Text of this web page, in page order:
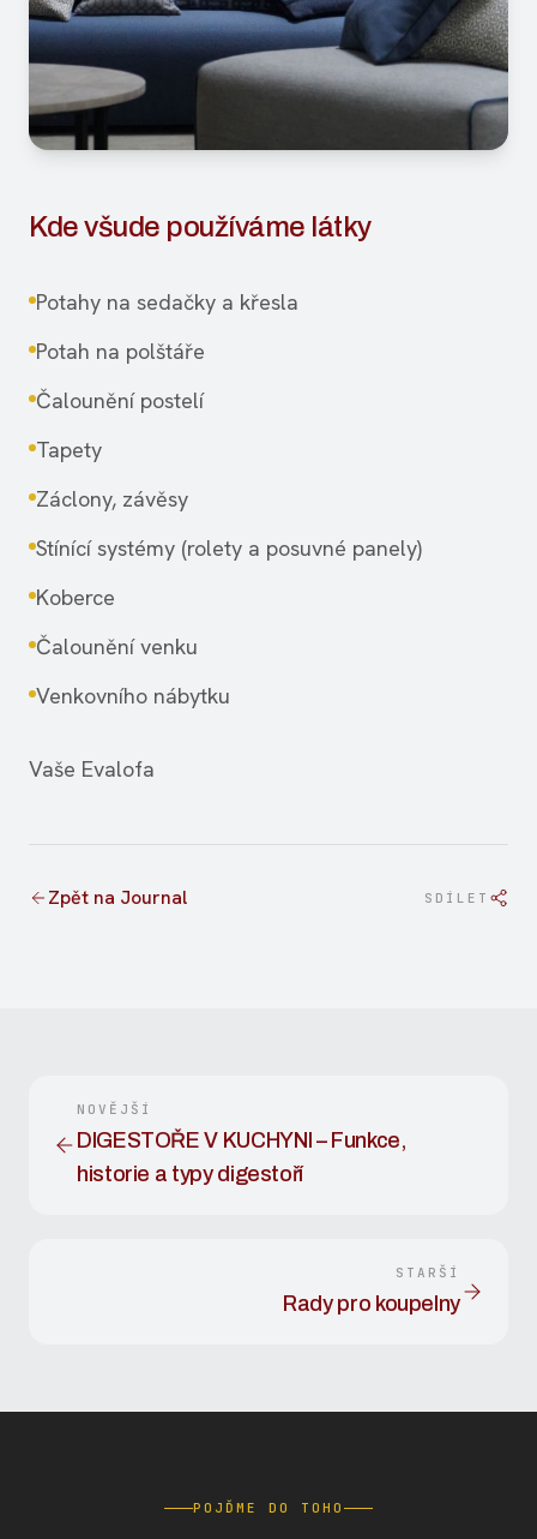
Kde všude používáme látky
Potahy na sedačky a křesla
Potah na polštáře
Čalounění postelí
Tapety
Záclony, závěsy
Stínící systémy (rolety a posuvné panely)
Koberce
Čalounění venku
Venkovního nábytku
Vaše Evalofa
Zpět na Journal SDÍLET
NOVĚJŠÍ
DIGESTOŘE V KUCHYNI – Funkce,
historie a typy digestoří
STARŠÍ
Rady pro koupelny
POJĎME DO TOHO